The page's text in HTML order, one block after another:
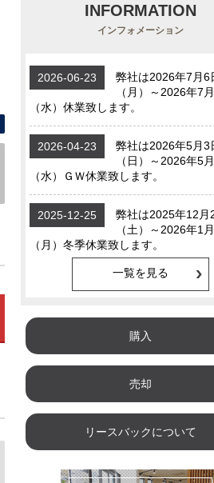
水
08/13 08/14
INFORMATION
インフォメーション
一覧を見る
購入
売却
リースバックについて